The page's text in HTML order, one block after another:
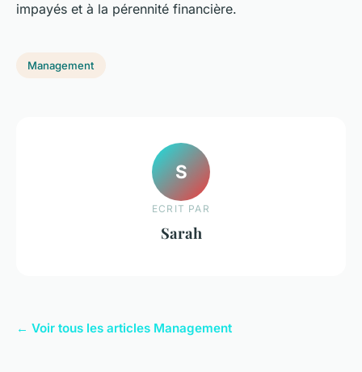
impayés et à la pérennité financière.
Management
S
ECRIT PAR
Sarah
← Voir tous les articles Management